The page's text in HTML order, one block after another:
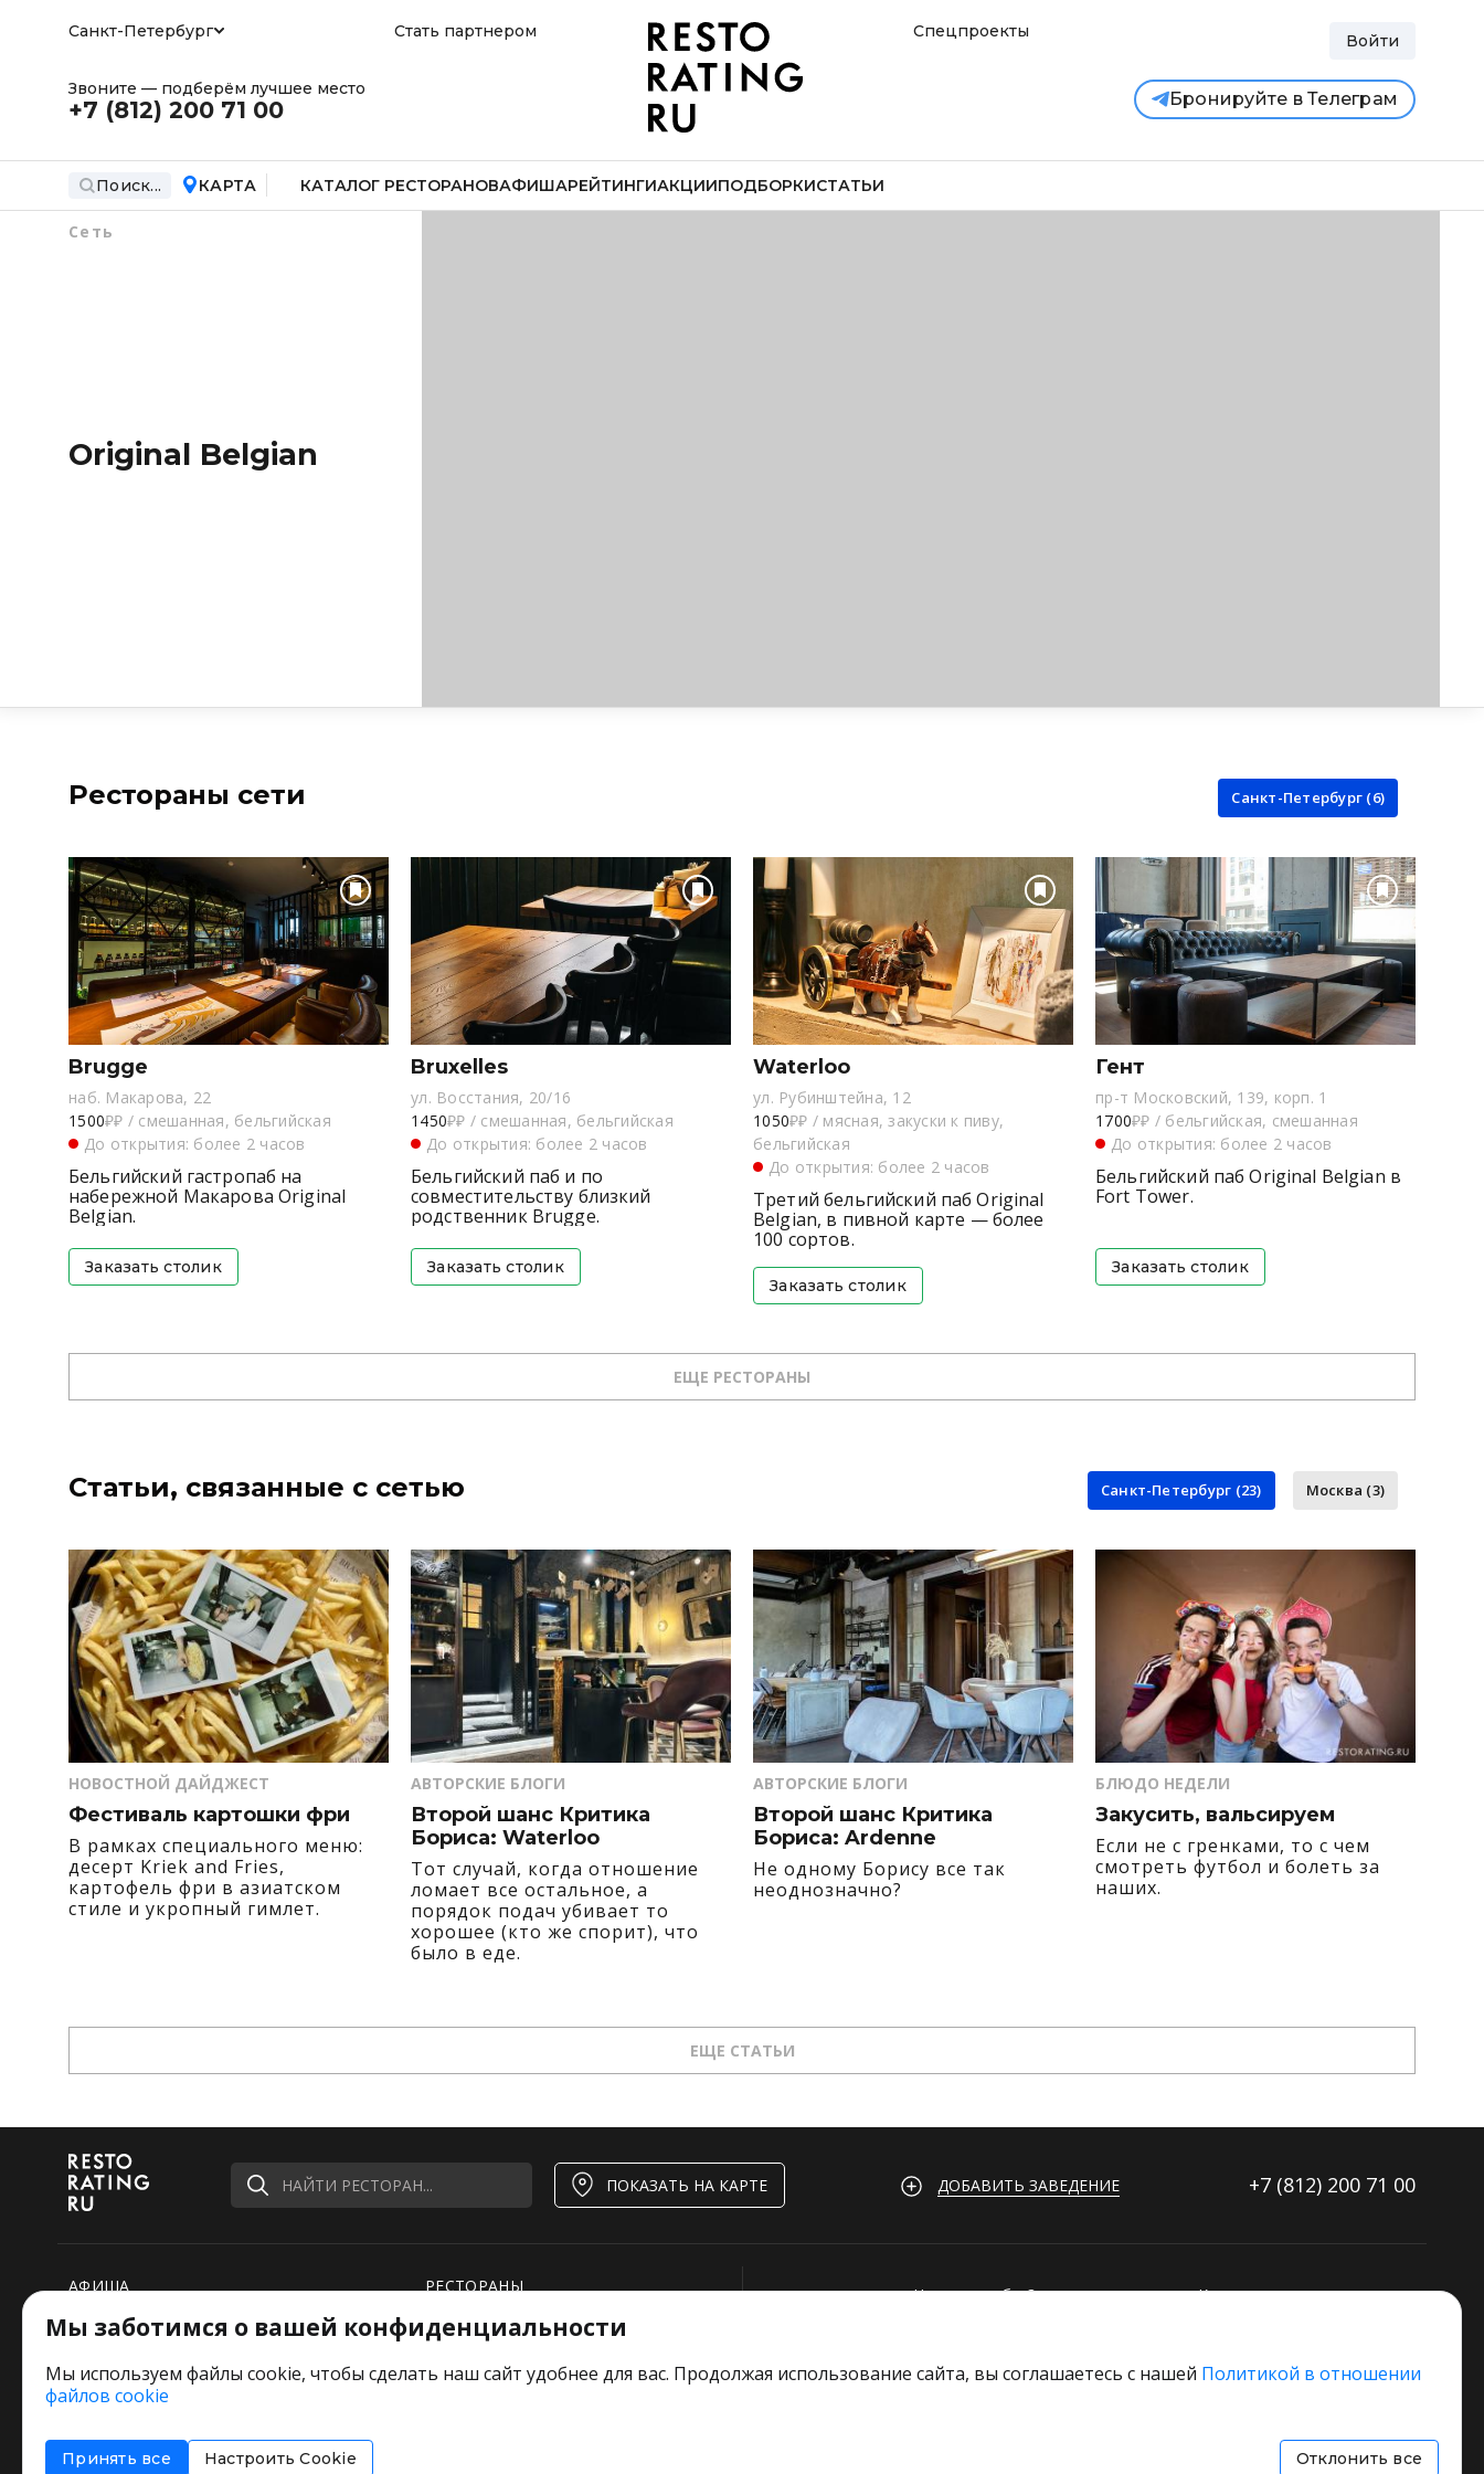
Санкт-Петербург Стать партнером Спецпроекты Войти
Звоните — подберём лучшее место
+7 (812) 200 71 00 Бронируйте в Телеграм
Поиск... КАРТА КАТАЛОГ РЕСТОРАНОВАФИШАРЕЙТИНГИАКЦИИПОДБОРКИСТАТЬИ
Сеть
Original Belgian
Рестораны сети Санкт-Петербург (6)
Brugge
наб. Макарова, 22
1500₽₽ / смешанная, бельгийская
До открытия: более 2 часов
Бельгийский гастропаб на
набережной Макарова Original
Belgian.
Заказать столик
Bruxelles
ул. Восстания, 20/16
1450₽₽ / смешанная, бельгийская
До открытия: более 2 часов
Бельгийский паб и по
совместительству близкий
родственник Brugge.
Заказать столик
Waterloo
ул. Рубинштейна, 12
1050₽₽ / мясная, закуски к пиву,
бельгийская
До открытия: более 2 часов
Третий бельгийский паб Original
Belgian, в пивной карте — более
100 сортов.
Заказать столик
Гент
пр-т Московский, 139, корп. 1
1700₽₽ / бельгийская, смешанная
До открытия: более 2 часов
Бельгийский паб Original Belgian в
Fort Tower.
Заказать столик
ЕЩЕ РЕСТОРАНЫ
Статьи, связанные с сетью Санкт-Петербург (23) Москва (3)
НОВОСТНОЙ ДАЙДЖЕСТ
Фестиваль картошки фри
В рамках специального меню:
десерт Kriek and Fries,
картофель фри в азиатском
стиле и укропный гимлет.
АВТОРСКИЕ БЛОГИ
Второй шанс Критика
Бориса: Waterloo
Тот случай, когда отношение
ломает все остальное, а
порядок подач убивает то
хорошее (кто же спорит), что
было в еде.
АВТОРСКИЕ БЛОГИ
Второй шанс Критика
Бориса: Ardenne
Не одному Борису все так
неоднозначно?
БЛЮДО НЕДЕЛИ
Закусить, вальсируем
Если не с гренками, то с чем
смотреть футбол и болеть за
наших.
ЕЩЕ СТАТЬИ
НАЙТИ РЕСТОРАН... ПОКАЗАТЬ НА КАРТЕ ДОБАВИТЬ ЗАВЕДЕНИЕ +7 (812) 200 71 00
АФИША
РЕСТОРАНЫ
РЕЙТИНГИ
НОВОСТИ
СПЕЦПРОЕКТЫ
РЕДАКЦИЯ ШУТИТ
Нашли ошибку?
Вакансии
Контакты
Основной стек технологий
Мы заботимся о вашей конфиденциальности
Мы используем файлы cookie, чтобы сделать наш сайт удобнее для вас. Продолжая использование сайта, вы соглашаетесь с нашей Политикой в отношении
файлов cookie
Принять все Настроить Cookie Отклонить все